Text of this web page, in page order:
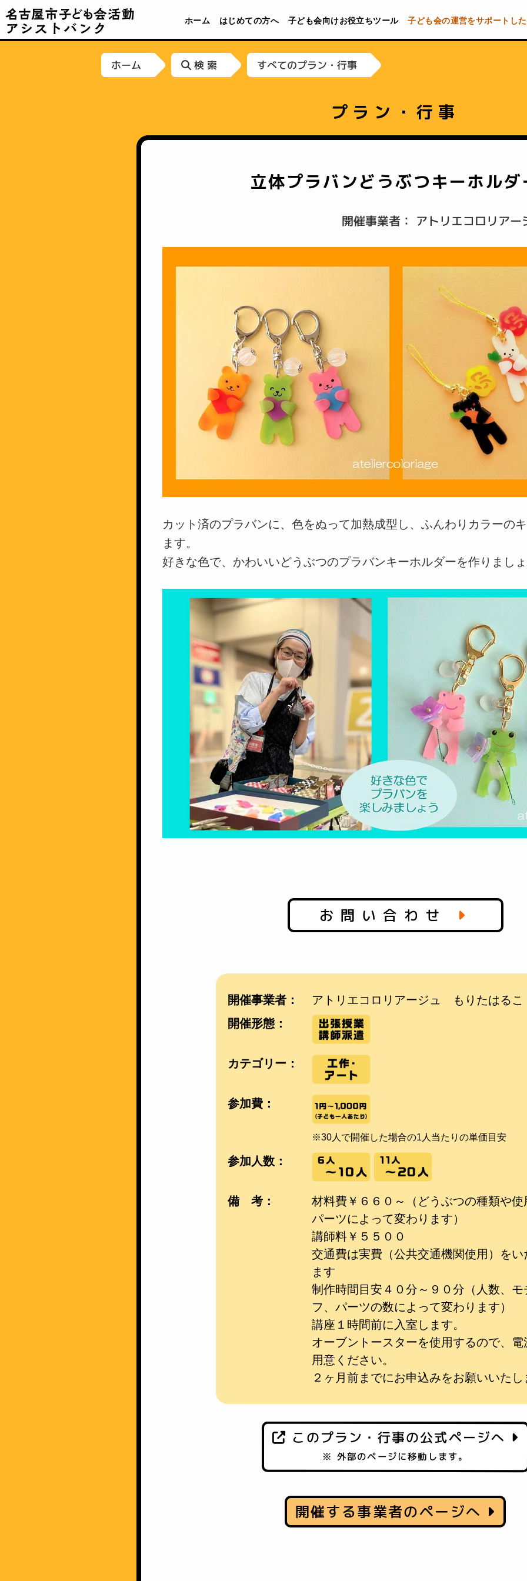
ホーム はじめての方へ 子ども会向けお役立ちツール 子ども会の運営をサポートし
ホーム 検 索 すべてのプラン・行事
プラン・行事
立体プラバンどうぶつキーホルダ
開催事業者： アトリエコロリア
カット済のプラバンに、色をぬって加熱成型し、ふんわりカラーの
ます。
好きな色で、かわいいどうぶつのプラバンキーホルダーを作りまし
お問い合わせ
開催事業者：
アトリエコロリアージュ もりたはるこ
開催形態：
カテゴリー：
参加費：
※30人で開催した場合の1人当たりの単価目安
参加人数：
備 考：
材料費￥６６０～（どうぶつの種類や使
パーツによって変わります）
講師料￥５５００
交通費は実費（公共交通機関使用）をい
ます
制作時間目安４０分～９０分（人数、モ
フ、パーツの数によって変わります）
講座１時間前に入室します。
オーブントースターを使用するので、電
用意ください。
２ヶ月前までにお申込みをお願いいたし
このプラン・行事の公式ページへ
※ 外部のページに移動します。
開催する事業者のページへ